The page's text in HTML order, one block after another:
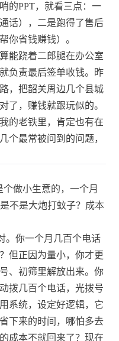
的PPT，就看三点：一
话），二是跑得了售后
你省钱赚钱）。
能跷着二郎腿在办公室
负责最后签单收钱。昨
，把韶关周边几个县城
了，赚钱就跟玩似的。
的老铁里，肯定也有在
个最常被问到的问题，
做小生意的，一个月
不是大炮打蚊子？成本
。你一个月几百个电话
但正因为量小，你才更
、初筛里解放出来。你
拨几百个电话，光拨号
系统，设定好逻辑，它
下来的时间，哪怕多去
成本不就回来了？现在